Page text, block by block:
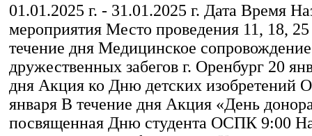
01.01.2025 г. - 31.01.2025 г. Дата Время
мероприятия Место проведения 11, 18,
течение дня Медицинское сопровождение
дружественных забегов г. Оренбург 20
дня Акция ко Дню детских
января В течение дня Акция «День
посвященная Дню студента ОСПК 9:00